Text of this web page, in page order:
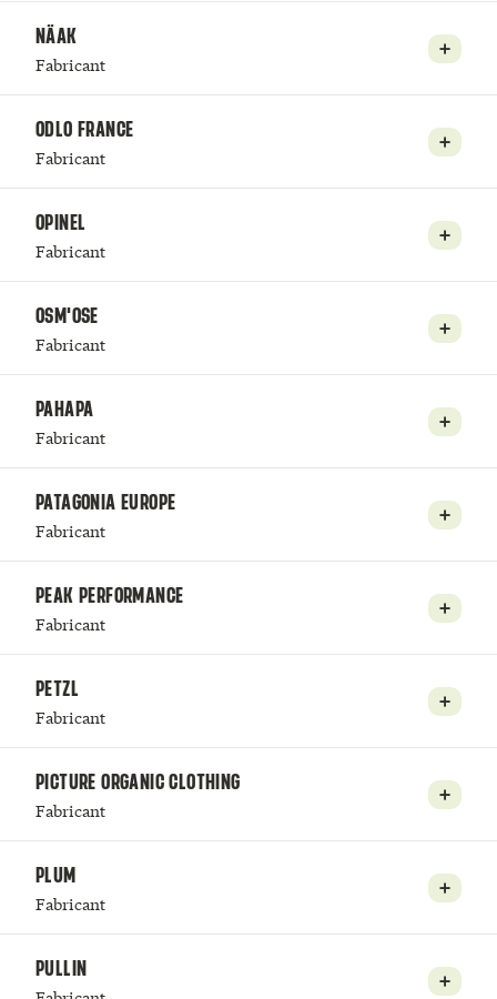
NÄAK
Fabricant
ODLO FRANCE
Fabricant
OPINEL
Fabricant
OSM'OSE
Fabricant
PAHAPA
Fabricant
PATAGONIA EUROPE
Fabricant
PEAK PERFORMANCE
Fabricant
PETZL
Fabricant
PICTURE ORGANIC CLOTHING
Fabricant
PLUM
Fabricant
PULLIN